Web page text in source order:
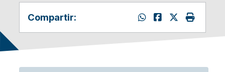
Compartir: